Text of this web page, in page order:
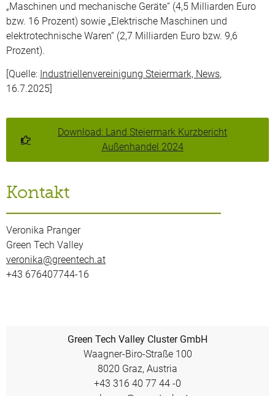
„Maschinen und mechanische Geräte“ (4,5 Milliarden Euro
bzw. 16 Prozent) sowie „Elektrische Maschinen und
elektrotechnische Waren“ (2,7 Milliarden Euro bzw. 9,6
Prozent).
[Quelle: Industriellenvereinigung Steiermark, News,
16.7.2025]
Download: Land Steiermark Kurzbericht
Außenhandel 2024
Kontakt
Veronika Pranger
Green Tech Valley
veronika@greentech.at
+43 676407744-16
Green Tech Valley Cluster GmbH
Waagner-Biro-Straße 100
8020 Graz, Austria
+43 316 40 77 44 -0